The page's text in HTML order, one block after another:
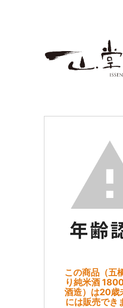
この商品（五
り純米酒
酒造）は20歳
には販売でき